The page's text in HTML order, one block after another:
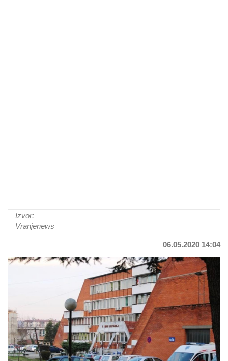
Izvor:
Vranjenews
06.05.2020 14:04